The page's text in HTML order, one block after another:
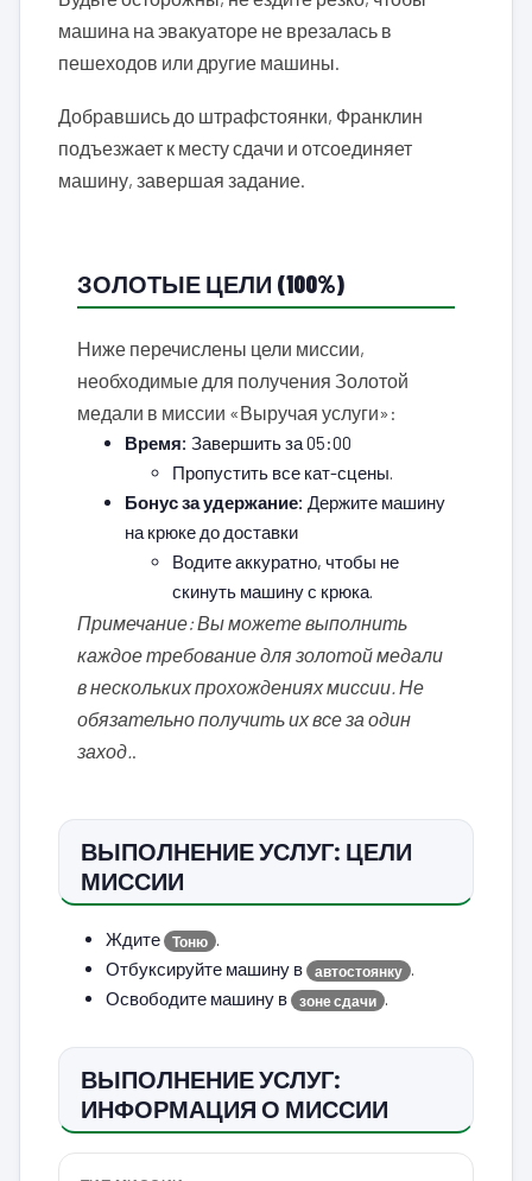
машина на эвакуаторе не врезалась в
пешеходов или другие машины.
Добравшись до штрафстоянки, Франклин
подъезжает к месту сдачи и отсоединяет
машину, завершая задание.
ЗОЛОТЫЕ ЦЕЛИ (100%)
Ниже перечислены цели миссии,
необходимые для получения Золотой
медали в миссии «Выручая услуги»:
Время: Завершить за 05:00
Пропустить все кат-сцены.
Бонус за удержание: Держите машину
на крюке до доставки
Водите аккуратно, чтобы не
скинуть машину с крюка.
Примечание: Вы можете выполнить
каждое требование для золотой медали
в нескольких прохождениях миссии. Не
обязательно получить их все за один
заход..
ВЫПОЛНЕНИЕ УСЛУГ: ЦЕЛИ
МИССИИ
Ждите Тоню .
Отбуксируйте машину в
автостоянку .
Освободите машину в
зоне сдачи .
ВЫПОЛНЕНИЕ УСЛУГ:
ИНФОРМАЦИЯ О МИССИИ